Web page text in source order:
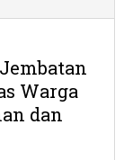
Warga
dan